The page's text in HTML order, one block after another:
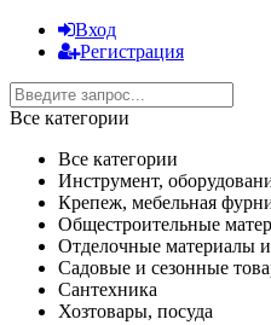
Вход
Регистрация
Все категории
Все категории
Инструмент,
Крепеж, мебельная
Общестроительные
Отделочные материалы
Садовые и сезонные
Сантехника
Хозтовары, посуда